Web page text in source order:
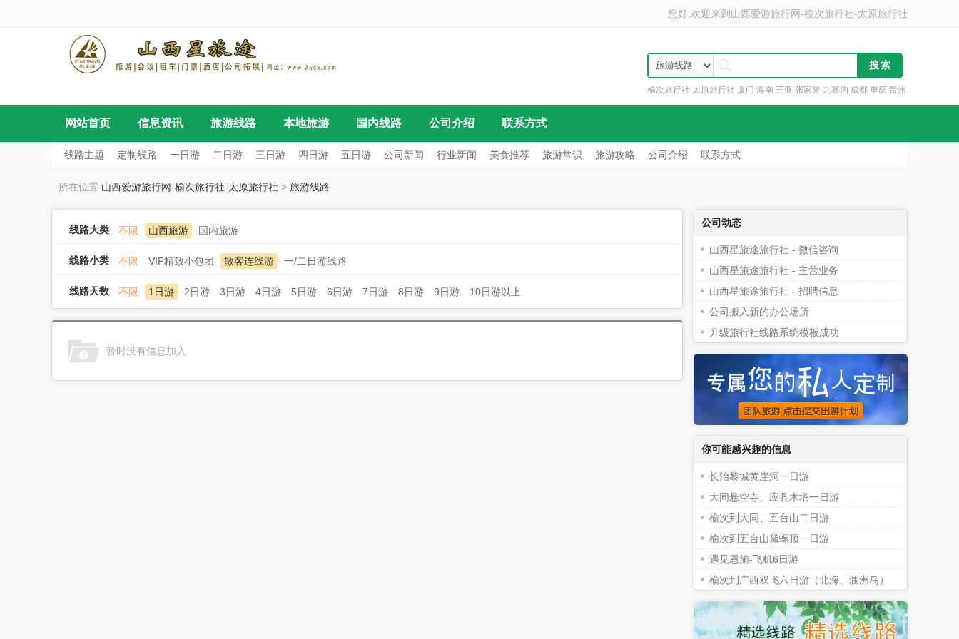
您好,欢迎来到 山西爱游旅行网-榆次旅行社-太原旅行社
榆次旅行社 太原旅行社 厦门 海南 三亚 张家界 九寨沟 成都 重庆 贵州
云南 丽江
网站首页 信息资讯 旅游线路 本地旅游 国内线路 公司介绍 联系方式
线路主题 定制线路 一日游 二日游 三日游 四日游 五日游 公司新闻 行业新闻 美食推荐 旅游常识 旅游攻略 公司介绍 联系方式
所在位置 山西爱游旅行网-榆次旅行社-太原旅行社 > 旅游线路
线路大类 不限 山西旅游 国内旅游
线路小类 不限 VIP精致小包团 散客连线游 一/二日游线路
线路天数 不限 1日游 2日游 3日游 4日游 5日游 6日游 7日游 8日游 9日游 10日游以上
暂时没有信息加入
公司动态
山西星旅途旅行社 - 微信咨询
山西星旅途旅行社 - 主营业务
山西星旅途旅行社 - 招聘信息
公司搬入新的办公场所
升级旅行社线路系统模板成功
你可能感兴趣的信息
长治黎城黄崖洞一日游
大同悬空寺、应县木塔一日游
榆次到大同、五台山二日游
榆次到五台山黛螺顶一日游
遇见恩施-飞机6日游
榆次到广西双飞六日游（北海、涠洲岛）